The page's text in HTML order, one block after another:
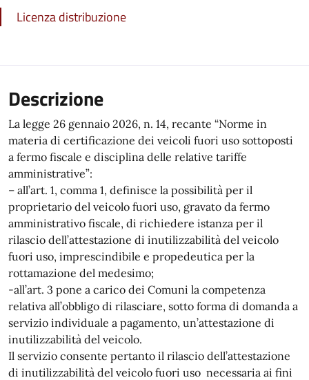
Licenza distribuzione
Descrizione
La legge 26 gennaio 2026, n. 14, recante “Norme in
materia di certificazione dei veicoli fuori uso sottoposti
a fermo fiscale e disciplina delle relative tariffe
amministrative”:
– all’art. 1, comma 1, definisce la possibilità per il
proprietario del veicolo fuori uso, gravato da fermo
amministrativo fiscale, di richiedere istanza per il
rilascio dell’attestazione di inutilizzabilità del veicolo
fuori uso, imprescindibile e propedeutica per la
rottamazione del medesimo;
-all’art. 3 pone a carico dei Comuni la competenza
relativa all’obbligo di rilasciare, sotto forma di domanda a
servizio individuale a pagamento, un’attestazione di
inutilizzabilità del veicolo.
Il servizio consente pertanto il rilascio dell’attestazione
di inutilizzabilità del veicolo fuori uso necessaria ai fini